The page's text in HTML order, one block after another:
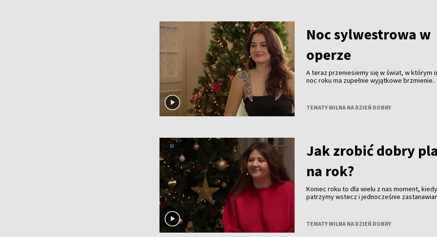
Noc sylwestrowa w
operze
A teraz przeniesiemy się w świat, w którym
noc roku ma zupełnie wyjątkowe brzmienie..
operze. To tradycja obecna od pokoleń —
i pełna klasy. Jest z nami Małgorzata Patrycja
TEMATY WILNA NA DZIEŃ DOBRY
Jak zrobić dobry
na rok?
Koniec roku to dla wielu z nas moment, kiedy
patrzymy wstecz i jednocześnie
Opowie o tym Kamila Daszkiewicz -
coacherka, która na co dzień zajmuje się
TEMATY WILNA NA DZIEŃ DOBRY